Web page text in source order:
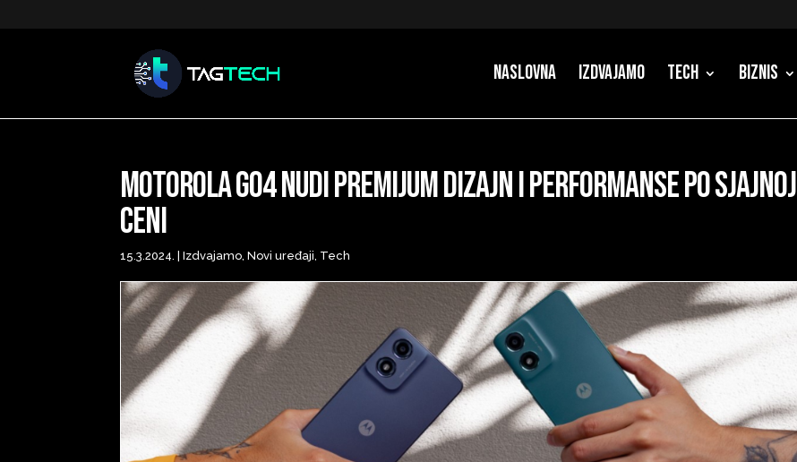
Naslovna Izdvajamo Tech Biznis
Motorola g04 nudi premijum dizajn i performanse po sjajnoj
ceni
15.3.2024. |Izdvajamo,Novi uređaji, Tech